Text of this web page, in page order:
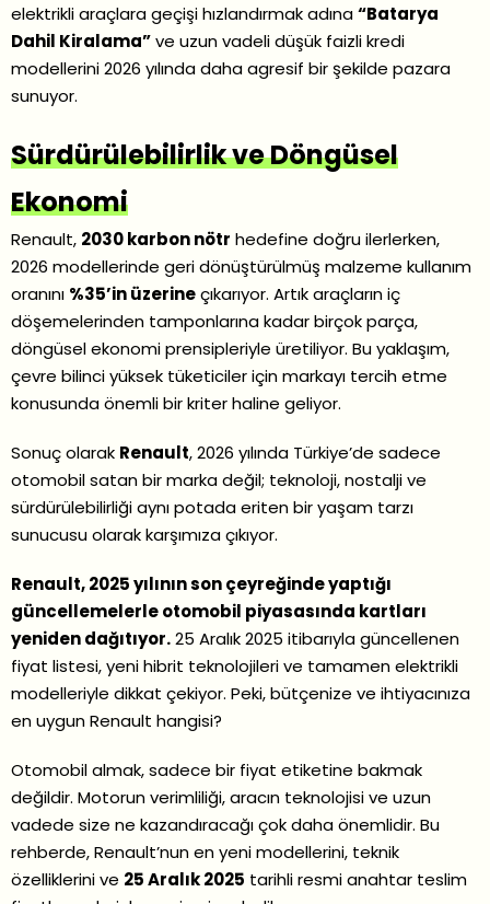
elektrikli araçlara geçişi hızlandırmak adına“Batarya
Dahil Kiralama”ve uzun vadeli düşük faizli kredi
modellerini 2026 yılında daha agresif bir şekilde pazara
sunuyor.
Sürdürülebilirlik ve Döngüsel
Ekonomi
Renault, 2030 karbon nötr hedefine doğru ilerlerken,
2026 modellerinde geri dönüştürülmüş malzeme kullanım
oranını %35’in üzerineçıkarıyor. Artık araçların iç
döşemelerinden tamponlarına kadar birçok parça,
döngüsel ekonomi prensipleriyle üretiliyor. Bu yaklaşım,
çevre bilinci yüksek tüketiciler için markayı tercih etme
konusunda önemli bir kriter haline geliyor.
Sonuç olarak Renault, 2026 yılında Türkiye’de sadece
otomobil satan bir marka değil; teknoloji, nostalji ve
sürdürülebilirliği aynı potada eriten bir yaşam tarzı
sunucusu olarak karşımıza çıkıyor.
Renault, 2025 yılının son çeyreğinde yaptığı
güncellemelerle otomobil piyasasında kartları
yeniden dağıtıyor.25 Aralık 2025 itibarıyla güncellenen
fiyat listesi, yeni hibrit teknolojileri ve tamamen elektrikli
modelleriyle dikkat çekiyor. Peki, bütçenize ve ihtiyacınıza
en uygun Renault hangisi?
Otomobil almak, sadece bir fiyat etiketine bakmak
değildir. Motorun verimliliği, aracın teknolojisi ve uzun
vadede size ne kazandıracağı çok daha önemlidir. Bu
rehberde, Renault’nun en yeni modellerini, teknik
özelliklerini ve 25 Aralık 2025 tarihli resmi anahtar teslim